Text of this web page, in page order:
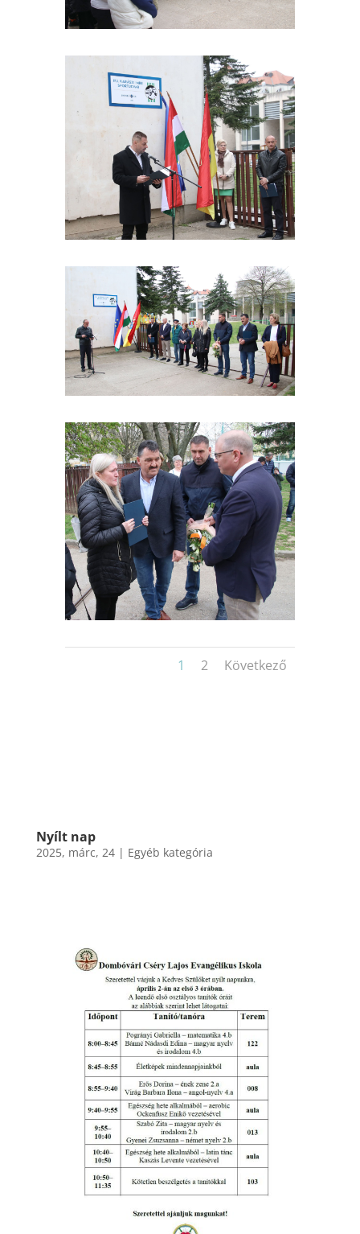
1 2 Következő
Nyílt nap
2025, márc, 24| Egyéb kategória